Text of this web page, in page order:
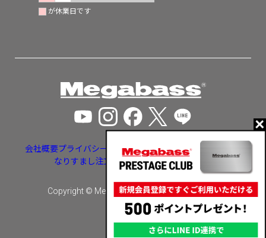
が休業日です
会社概要プライバシーポリシー特定商取引法に基づく表示
なりすまし注文・いたずら注文等への対応
Copyright © Megabass inc. All rights reserved.